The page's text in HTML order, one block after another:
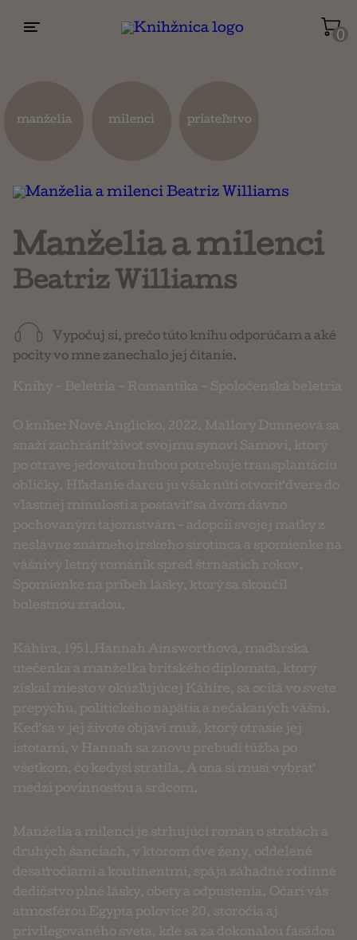
0
manželia milenci priateľstvo
Manželia a milenci
Beatriz Williams
Vypočuj si, prečo túto knihu odporúčam a aké
pocity vo mne zanechalo jej čítanie.
Knihy - Beletria - Romantika - Spoločenská beletria
O knihe: Nové Anglicko, 2022. Mallory Dunneová sa
snaží zachrániť život svojmu synovi Samovi, ktorý
po otrave jedovatou hubou potrebuje transplantáciu
obličky. Hľadanie darcu ju však núti otvoriť dvere do
vlastnej minulosti a postaviť sa dvom dávno
pochovaným tajomstvám – adopcii svojej matky z
neslávne známeho írskeho sirotinca a spomienke na
vášnivý letný románik spred štrnástich rokov.
Spomienke na príbeh lásky, ktorý sa skončil
bolestnou zradou.
Káhira, 1951.Hannah Ainsworthová, maďarská
utečenka a manželka britského diplomata, ktorý
získal miesto v okúzľujúcej Káhire, sa ocitá vo svete
prepychu, politického napätia a nečakaných vášní.
Keď sa v jej živote objaví muž, ktorý otrasie jej
istotami, v Hannah sa znovu prebudí túžba po
všetkom, čo kedysi stratila. A ona si musí vybrať
medzi povinnosťou a srdcom.
Manželia a milenci je strhujúci román o stratách a
druhých šanciach, v ktorom dve ženy, oddelené
desaťročiami a kontinentmi, spája záhadné rodinné
dedičstvo plné lásky, obety a odpustenia. Očarí vás
atmosférou Egypta polovice 20. storočia aj
privilegovaného sveta, kde sa za dokonalou fasádou